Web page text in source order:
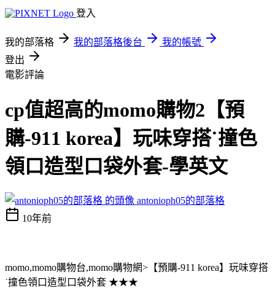
登入
我的部落格 我的部落格後台
我的帳號
登出
電影評論
cp值超高的momo購物2【預
購-911 korea】玩味穿搭˙撞色
領口造型口袋外套-學英文
antonioph05的部落格
10年前
momo,momo購物台,momo購物網>【預購-911 korea】玩味穿搭
˙撞色領口造型口袋外套 ★★★